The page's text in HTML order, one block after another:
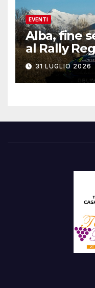
EVENTI
Alba, fine
al Rally
31 LUGLIO 2026